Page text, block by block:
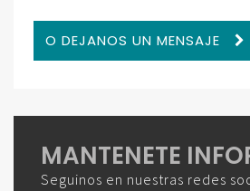
O DEJANOS UN MENSAJE
MANTENETE
Seguinos en nuestras redes